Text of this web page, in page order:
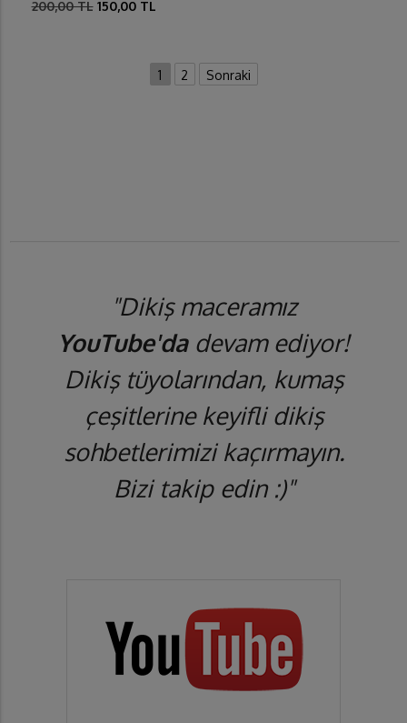
200,00 TL 150,00 TL
1 2 Sonraki
"Dikiş maceramız
YouTube'dadevam ediyor!
Dikiş tüyolarından, kumaş
çeşitlerine keyifli dikiş
sohbetlerimizi kaçırmayın.
Bizi takip edin :)"